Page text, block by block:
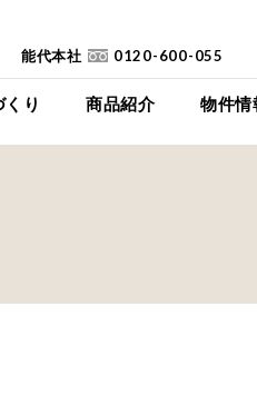
り 商品紹介
イイイエ
物件情
能代本社 0120-600-055